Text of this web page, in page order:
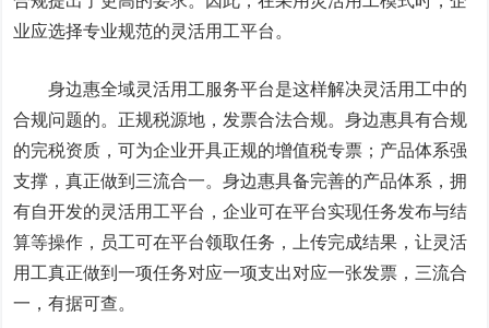
业应选择专业规范的灵活用工平台。
身边惠全域灵活用工服务平台是这样解决灵活用工中的
合规问题的。正规税源地，发票合法合规。身边惠具有合规
的完税资质，可为企业开具正规的增值税专票；产品体系强
支撑，真正做到三流合一。身边惠具备完善的产品体系，拥
有自开发的灵活用工平台，企业可在平台实现任务发布与结
算等操作，员工可在平台领取任务，上传完成结果，让灵活
用工真正做到一项任务对应一项支出对应一张发票，三流合
一，有据可查。